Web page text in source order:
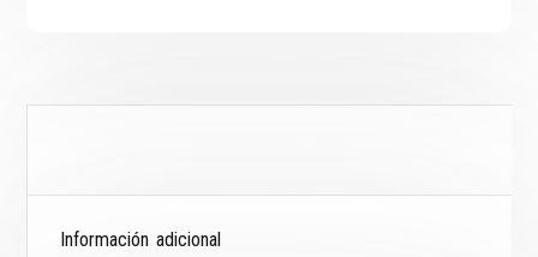
Información adicional